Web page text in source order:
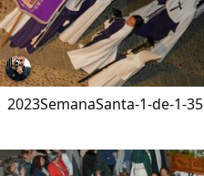
2023SemanaSanta-1-de-1-35